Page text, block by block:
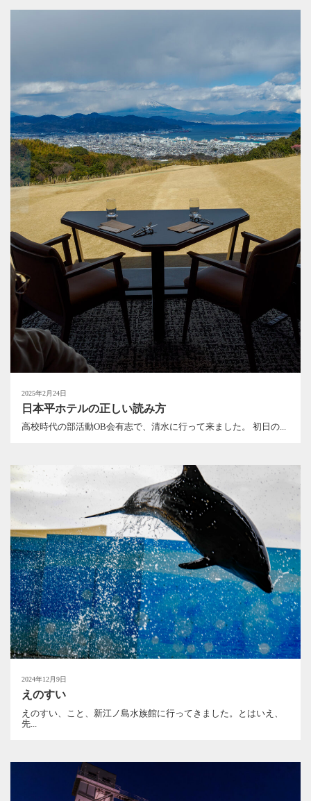
2025年2月24日
日本平ホテルの正しい読み方
高校時代の部活動OB会有志で、清水に行って来ました。 初日の...
2024年12月9日
えのすい
えのすい、こと、新江ノ島水族館に行ってきました。とはいえ、
先...